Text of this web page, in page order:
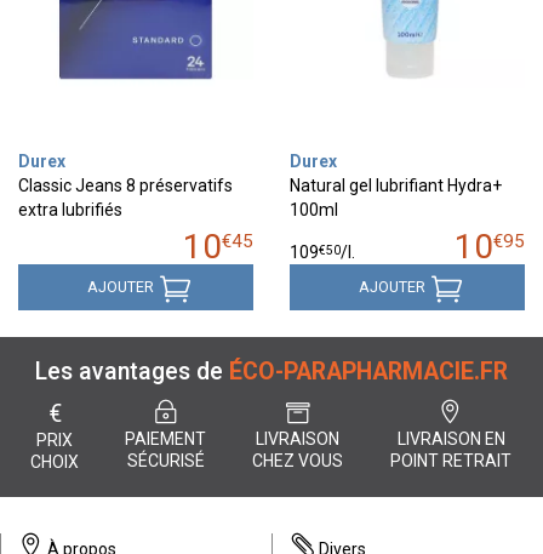
Durex
Classic Jeans 8 préservatifs
extra lubrifiés
10€45
AJOUTER
Durex
Natural gel lubrifiant Hydra+
100ml
10€95
109€50/
AJOUTER
Les avantages de ÉCO-PARAPHARMACIE.FR
€
PRIX
CHOIX
PAIEMENT
SÉCURISÉ
LIVRAISON
CHEZ VOUS
LIVRAISON EN
POINT RETRAIT
À propos
Divers